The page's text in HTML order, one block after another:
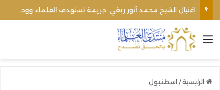
القائمة
الرئيسية/ اسطنبول